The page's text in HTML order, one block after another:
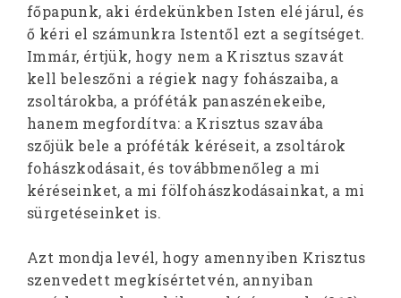
főpapunk, aki érdekünkben Isten elé járul, és
ő kéri el számunkra Istentől ezt a segítséget.
Immár, értjük, hogy nem a Krisztus szavát
kell beleszőni a régiek nagy fohászaiba, a
zsoltárokba, a próféták panaszénekeibe,
hanem megfordítva: a Krisztus szavába
szőjük bele a próféták kéréseit, a zsoltárok
fohászkodásait, és továbbmenőleg a mi
kéréseinket, a mi fölfohászkodásainkat, a mi
sürgetéseinket is.
Azt mondja levél, hogy amennyiben Krisztus
szenvedett megkísértetvén, annyiban